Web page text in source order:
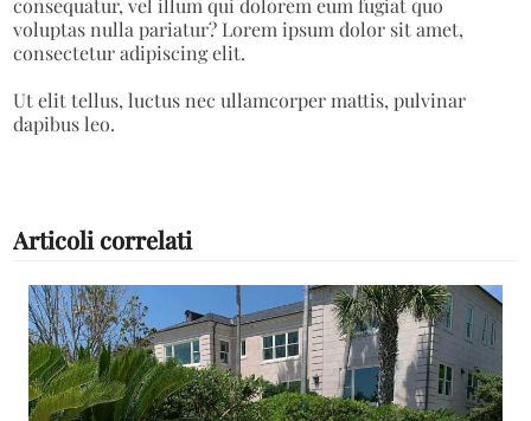
voluptas nulla pariatur? Lorem ipsum dolor sit amet,
consectetur adipiscing elit.
Ut elit tellus, luctus nec ullamcorper mattis, pulvinar
dapibus leo.
Articoli correlati